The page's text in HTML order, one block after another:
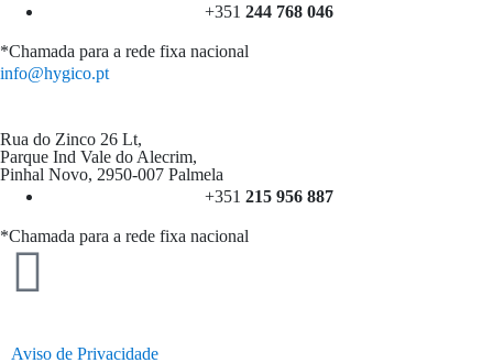
+351 244 768 046
*Chamada para a rede fixa nacional
info@hygico.pt
Rua do Zinco 26 Lt,
Parque Ind Vale do Alecrim,
Pinhal Novo, 2950-007 Palmela
+351 215 956 887
*Chamada para a rede fixa nacional
Aviso de Privacidade